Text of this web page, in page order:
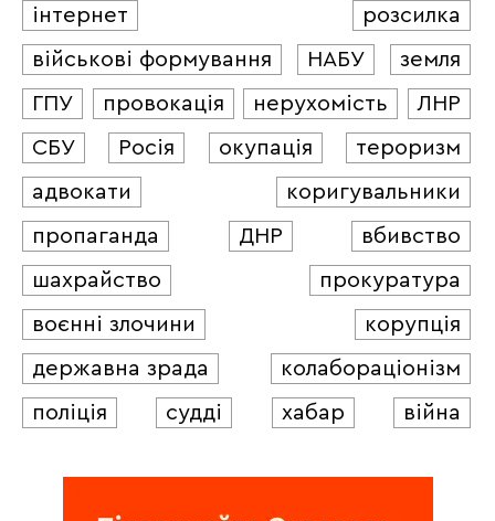
інтернет
розсилка
військові формування
НАБУ
земля
ГПУ
провокація нерухомість
ЛНР
СБУ
Росія окупація
тероризм
адвокати
коригувальники
пропаганда
ДНР
вбивство
шахрайство
прокуратура
воєнні злочини
корупція
державна зрада
колабораціонізм
поліція
судді хабар війна